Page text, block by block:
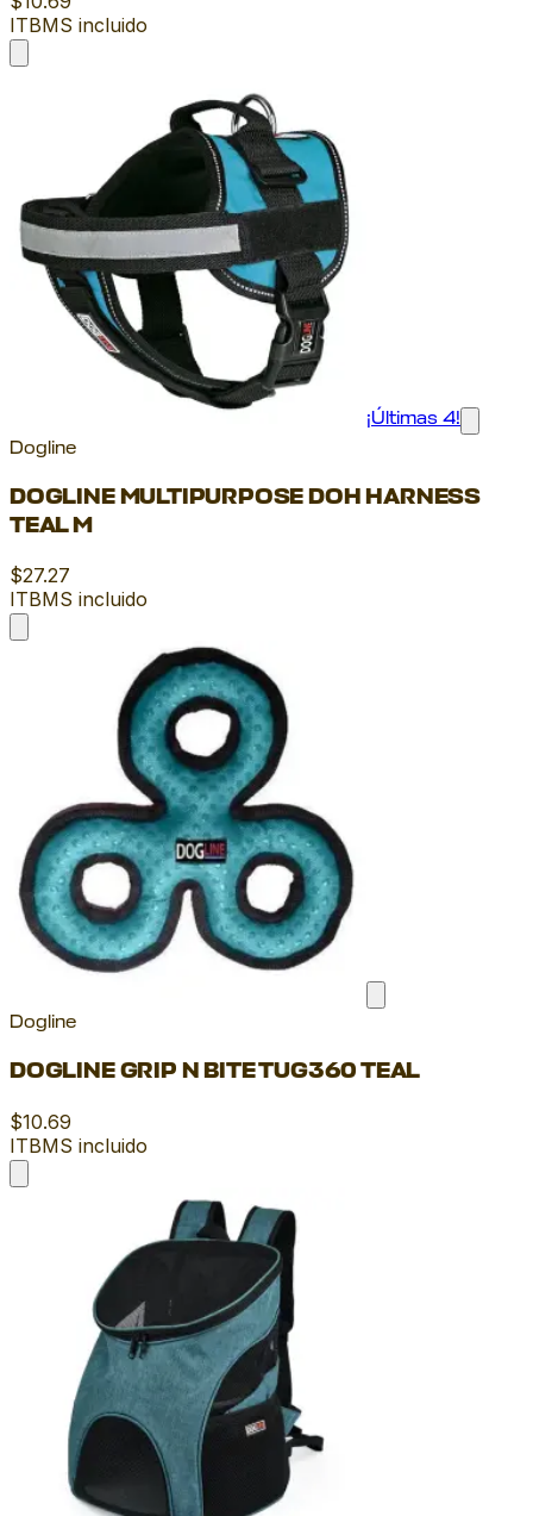
ITBMS incluido
¡Últimas 4!
Dogline
DOGLINE MULTIPURPOSE DOH HARNESS
TEAL M
$27.27
ITBMS incluido
Dogline
DOGLINE GRIP N BITE TUG360 TEAL
$10.69
ITBMS incluido